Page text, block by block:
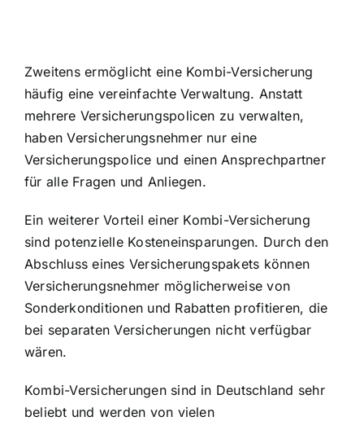
Zweitens ermöglicht eine Kombi-Versicherung
häufig eine vereinfachte Verwaltung. Anstatt
mehrere Versicherungspolicen zu verwalten,
haben Versicherungsnehmer nur eine
Versicherungspolice und einen Ansprechpartner
für alle Fragen und Anliegen.
Ein weiterer Vorteil einer Kombi-Versicherung
sind potenzielle Kosteneinsparungen. Durch den
Abschluss eines Versicherungspakets können
Versicherungsnehmer möglicherweise von
Sonderkonditionen und Rabatten profitieren, die
bei separaten Versicherungen nicht verfügbar
wären.
Kombi-Versicherungen sind in Deutschland sehr
beliebt und werden von vielen